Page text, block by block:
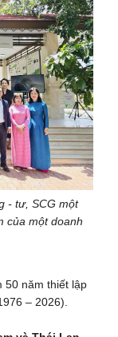
- tư, SCG một
của một doanh
50 năm thiết lập
– 2026).